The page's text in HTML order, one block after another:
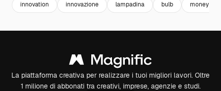
innovation innovazione lampadina bulb money
La piattaforma creativa per realizzare i tuoi migliori lavori. Oltre
1 milione di abbonati tra creativi, imprese, agenzie e studi.